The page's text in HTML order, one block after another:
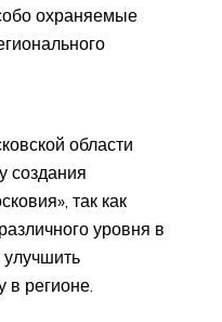
охраняемые
области
создания
так как
уровня в
в регионе.